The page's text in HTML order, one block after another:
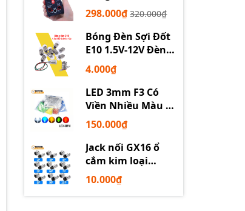
tự động
298.000₫ 320.000₫
Bóng Đèn Sợi Đốt
E10 1.5V-12V Đèn
Thí Nghiệm STEM
4.000₫
LED 3mm F3 Có
Viền Nhiều Màu –
Trắng Đỏ Xanh
Dương Lục Vàng
150.000₫
Jack nối GX16 ổ
cắm kim loại
2/3/4/5/6P chuyên
dụng
10.000₫